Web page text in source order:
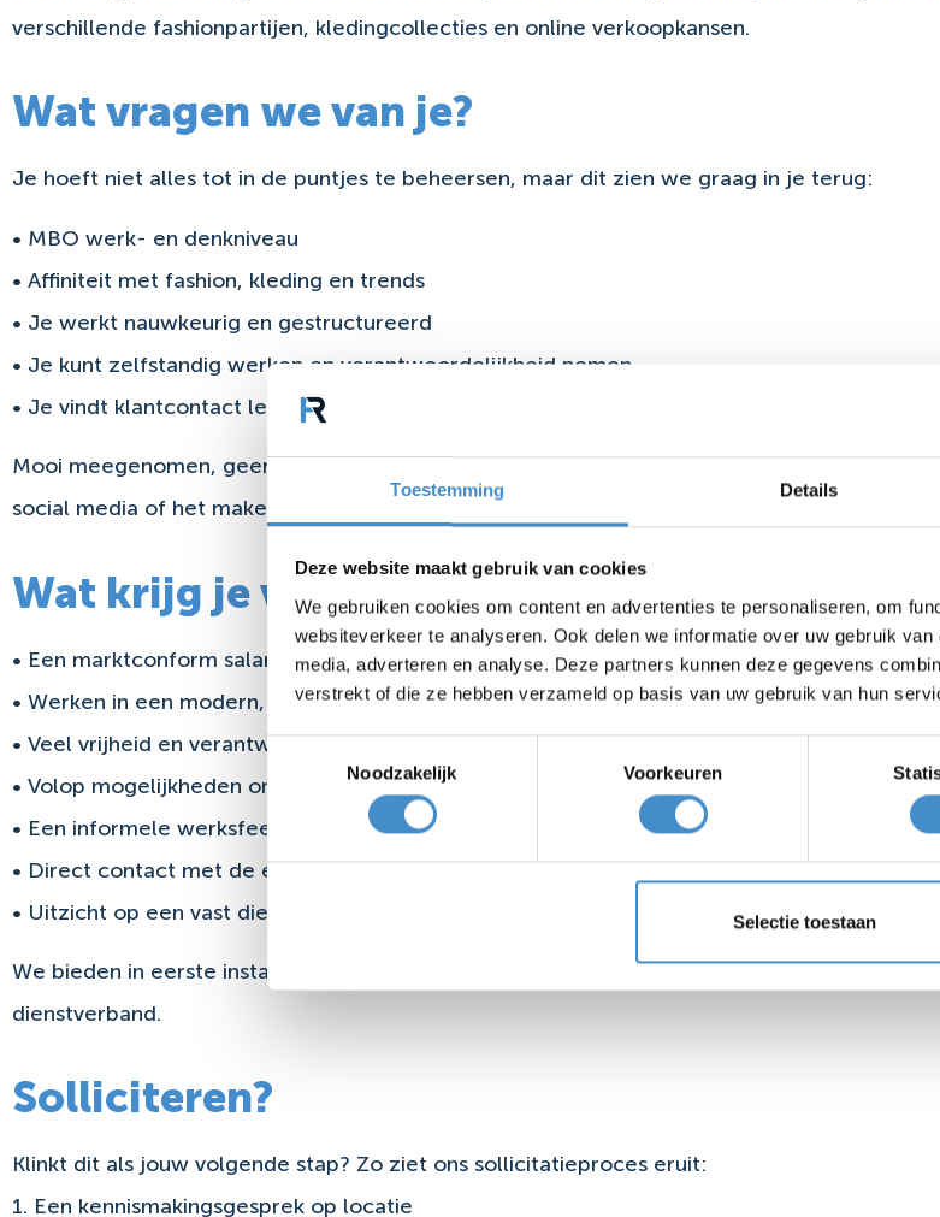
Toestemming Details
Deze website maakt gebruik van cookies
We gebruiken cookies om content en advertenties te personaliseren, om
websiteverkeer te analyseren. Ook delen we informatie over uw gebruik
media, adverteren en analyse. Deze partners kunnen deze gegevens
verstrekt of die ze hebben verzameld op basis van uw gebruik van hun
Toestemmingsselectie
Noodzakelijk
Voorkeuren
Selectie toestaan
verschillende fashionpartijen, kledingcollecties en online verkoopkansen.
Wat vragen we van je?
Je hoeft niet alles tot in de puntjes te beheersen, maar dit zien we graag in je terug:
• MBO werk- en denkniveau
• Affiniteit met fashion, kleding en trends
• Je werkt nauwkeurig en gestructureerd
• Je kunt zelfstandig werken en verantwoordelijkheid nemen
• Je vindt klantcontact leuk en communiceert gemakkelijk
Mooi meegenomen, geen must: ervaring met Vinted, Marktplaats of andere online
social media of het maken van productcontent is mooi meegenomen. Geen zorgen als je
Wat krijg je van ons?
• Een marktconform salaris, afhankelijk van leeftijd, ervaring en opleiding
• Werken in een modern, nieuw bedrijfspand
• Veel vrijheid en verantwoordelijkheid binnen je functie
• Volop mogelijkheden om jezelf verder te ontwikkelen
• Een informele werksfeer binnen een groeiend familiebedrijf met korte lijnen
• Direct contact met de eigenaren
• Uitzicht op een vast dienstverband bij een wederzijdse klik
We bieden in eerste instantie een contract voor één jaar. Bevalt het van beide kanten?
dienstverband.
Solliciteren?​
Klinkt dit als jouw volgende stap? Zo ziet ons sollicitatieproces eruit:
1. Een kennismakingsgesprek op locatie